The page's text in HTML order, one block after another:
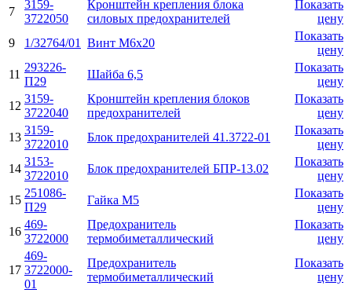
7
3159-
3722050
Кронштейн крепления блока
силовых предохранителей
Показать
цену
9
1/32764/01 Винт М6х20
Показать
цену
11
293226-
П29
Шайба 6,5
Показать
цену
12
3159-
3722040
Кронштейн крепления блоков
предохранителей
Показать
цену
13
3159-
3722010
Блок предохранителей 41.3722-01
Показать
цену
14
3153-
3722010
Блок предохранителей БПР-13.02
Показать
цену
15
251086-
П29
Гайка М5
Показать
цену
16
469-
3722000
Предохранитель
термобиметаллический
Показать
цену
17
469-
3722000-
01
Предохранитель
термобиметаллический
Показать
цену